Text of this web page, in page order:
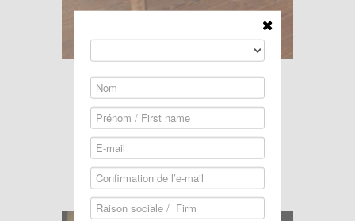
Lire la suite...
Vente du 4 Juillet 2011
CHAUSSON ENCHERES
L. LAMBERT - Harpiste vers 1910